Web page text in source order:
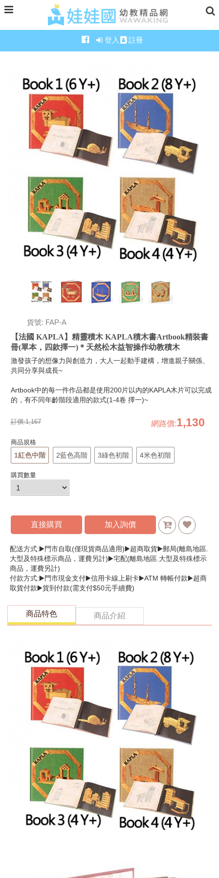
登入 註冊
貨號: FAP-A
【法國 KAPLA】精靈積木 KAPLA積木書Artbook精裝書
冊(單本，四款擇一)＊天然松木益智操作幼教積木
激發孩子的想像力與創造力，大人一起動手建構，增進親子關係、
共同分享與成長~
Artbook中的每一件作品都是使用200片以內的KAPLA木片可以完成
的，有不同年齡階段適用的款式(1-4卷 擇一)~
訂價:1,167 網路價:1,130
商品規格
1紅色中階 2藍色高階 3綠色初階 4米色初階
購買數量
直接購買 加入詢價
配送方式:▶️門市自取(僅現貨商品適用)▶️超商取貨▶️郵局(離島地區.
大型及特殊標示商品，運費另計)▶️宅配(離島地區.大型及特殊標示
商品，運費另計)
付款方式:▶️門市現金支付▶️信用卡線上刷卡▶️ATM 轉帳付款▶️超商
取貨付款▶️貨到付款(需支付$50元手續費)
商品特色 商品介紹